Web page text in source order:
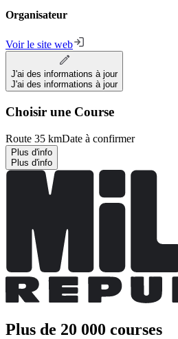
Organisateur
Voir le site web
J'ai des informations à jour
J'ai des informations à jour
Choisir une Course
Route 35 kmDate à confirmer
Plus d'info
Plus d'info
Plus de 20 000 courses